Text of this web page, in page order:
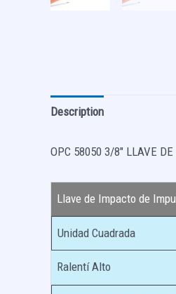
Description
OPC 58050 3/8″ LLAVE
Llave de Impacto de
Unidad Cuadrada
Ralentí Alto